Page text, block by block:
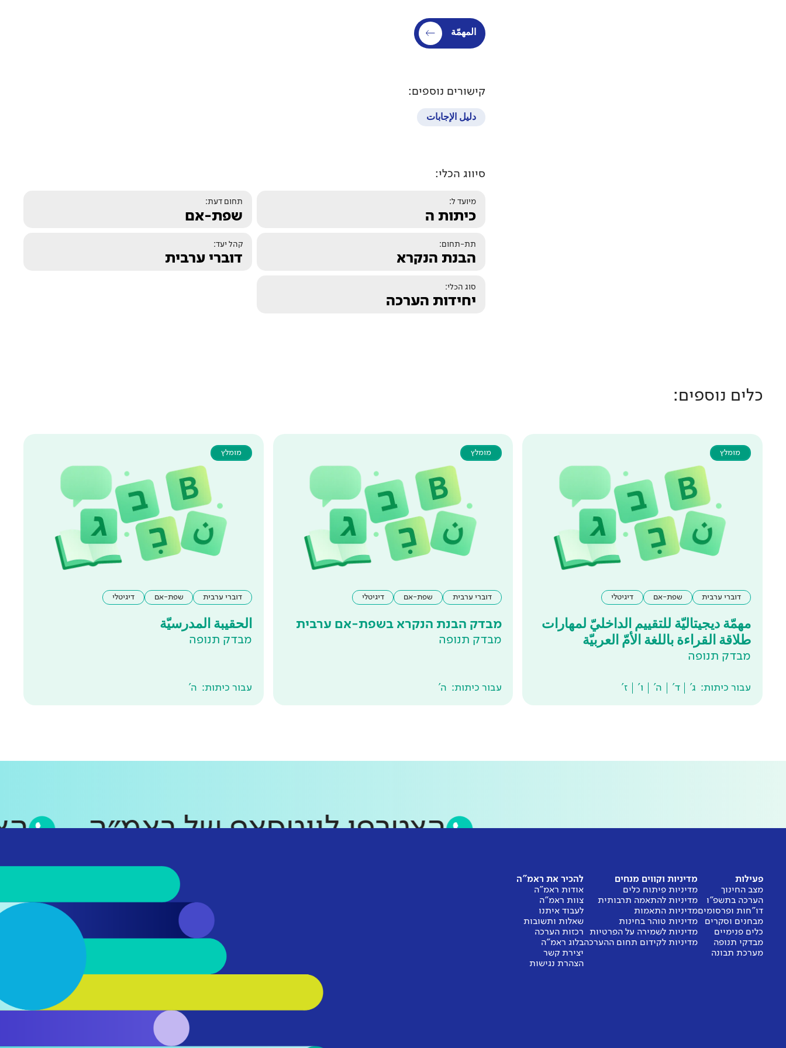
المهمّة
קישורים נוספים:
دليل الإجابات
סיווג הכלי:
מיועד ל:
כיתות ה
תחום דעת:
שפת-אם
תת-תחום:
הבנת הנקרא
קהל יעד:
דוברי ערבית
סוג הכלי:
יחידות הערכה
כלים נוספים:
מומלץ
דוברי ערבית שפת-אם דיגיטלי
مهمّة ديجيتاليّة للتقييم الداخليّ لمهارات
طلاقة القراءة باللغة الأمّ العربيّة
מבדק תנופה
עבור כיתות: ג' ד' ה' ו' ז'
מומלץ
דוברי ערבית שפת-אם דיגיטלי
מבדק הבנת הנקרא בשפת-אם ערבית
מבדק תנופה
עבור כיתות: ה'
מומלץ
דוברי ערבית שפת-אם דיגיטלי
الحقيبة المدرسيّة
מבדק תנופה
עבור כיתות: ה'
הצטרפו לווטסאפ של ראמ״ה
פעילות
מצב החינוך
הערכה בתשפ"ו
דו"חות ופרסומים
מבחנים וסקרים
כלים פנימיים
מבדקי תנופה
מערכת תבונה
מדיניות וקווים מנחים
מדיניות פיתוח כלים
מדיניות להתאמה תרבותית
מדיניות התאמות
מדיניות טוהר בחינות
מדיניות לשמירה על הפרטיות
מדיניות לקידום תחום ההערכה
להכיר את ראמ"ה
אודות ראמ"ה
צוות ראמ"ה
לעבוד איתנו
שאלות ותשובות
רכזות הערכה
בלוג ראמ"ה
יצירת קשר
הצהרת נגישות